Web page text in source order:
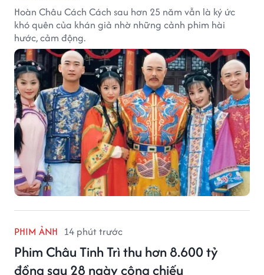
PHIM ẢNH 14 phút trước
Phim Châu Tinh Trì thu hơn 8.600 tỷ
đồng sau 28 ngày công chiếu
Phim Châu Tinh Trì 'Đội bóng đá nữ Kung Fu' cán mốc
doanh thu hơn 8.600 tỷ đồng sau 28 ngày công chiếu.